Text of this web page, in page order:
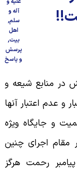
آله و
سلم,
اهل
بیت,
پرسش
و پاسخ
منابع شیعه و
عدم اعتبار آنها
و جایگاه ویژه
اجرای چنین
رحمت هرگز